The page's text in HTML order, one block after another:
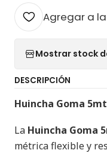
Agregar a
Mostrar stock
DESCRIPCIÓN
Huincha Goma
La Huincha Goma
métrica flexible y